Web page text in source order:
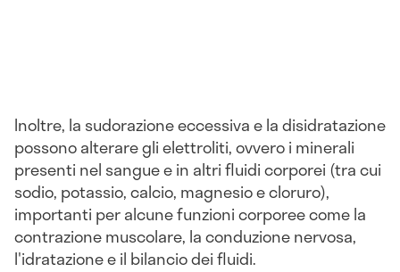
Inoltre, la sudorazione eccessiva e la disidratazione
possono alterare gli elettroliti, ovvero i minerali
presenti nel sangue e in altri fluidi corporei (tra cui
sodio, potassio, calcio, magnesio e cloruro),
importanti per alcune funzioni corporee come la
contrazione muscolare, la conduzione nervosa,
l'idratazione e il bilancio dei fluidi.